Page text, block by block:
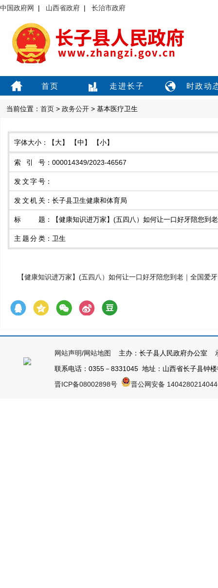
中国政府网 | 山西省政府 | 长治市政府
首页 走进长子 时政动
当前位置： 首页 > 政务公开 > 基本医疗卫生
字体大小： 【大】 【中】 【小】
索引号 ： 000014349/2023-46567
发文字号 ：
发文机关 ： 长子县卫生健康和体育局
标题 ： 【健康知识进万家】(五四八）如何让一口好牙陪您到
主题分类 ： 卫生
【健康知识进万家】(五四八）如何让一口好牙陪您到老｜全国爱
网站声明/网站地图
主办：长子县人民政府办公室
联系电话：0355－8331045 地址：山西省长子县钟
晋ICP备08002898号
晋公网安备